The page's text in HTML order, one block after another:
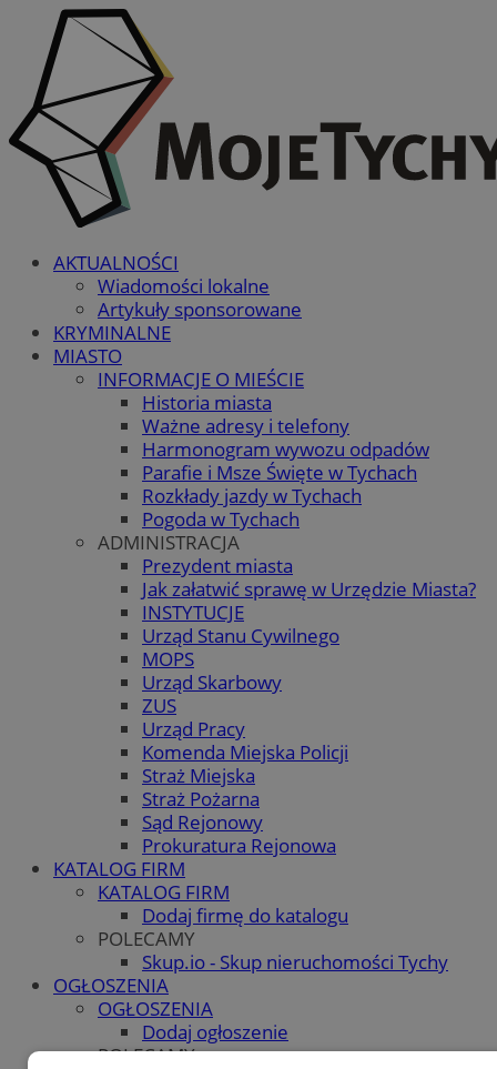
AKTUALNOŚCI
Wiadomości lokalne
Artykuły sponsorowane
KRYMINALNE
MIASTO
INFORMACJE O MIEŚCIE
Historia miasta
Ważne adresy i telefony
Harmonogram wywozu odpadów
Parafie i Msze Święte w Tychach
Rozkłady jazdy w Tychach
Pogoda w Tychach
ADMINISTRACJA
Prezydent miasta
Jak załatwić sprawę w Urzędzie Miasta?
INSTYTUCJE
Urząd Stanu Cywilnego
MOPS
Urząd Skarbowy
ZUS
Urząd Pracy
Komenda Miejska Policji
Straż Miejska
Straż Pożarna
Sąd Rejonowy
Prokuratura Rejonowa
KATALOG FIRM
KATALOG FIRM
Dodaj firmę do katalogu
POLECAMY
Skup.io - Skup nieruchomości Tychy
OGŁOSZENIA
OGŁOSZENIA
Dodaj ogłoszenie
POLECAMY